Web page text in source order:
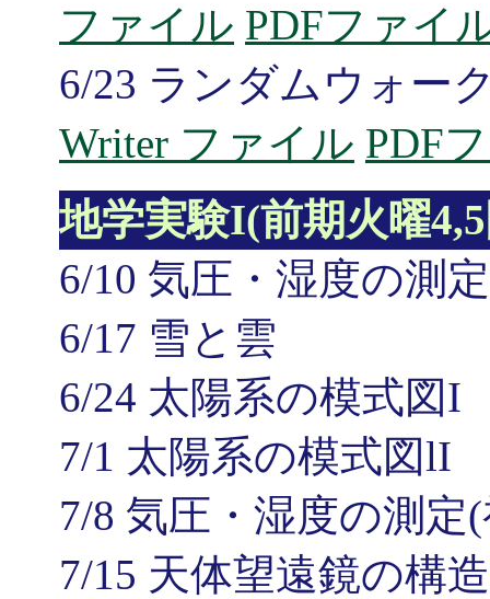
ファイル PDFファイ
6/23 ランダムウォー
Writer ファイル PDF
地学実験I(前期火曜
6/10 気圧・湿度の測
6/17 雪と雲
6/24 太陽系の模式図I
7/1 太陽系の模式図lI
7/8 気圧・湿度の測定
7/15 天体望遠鏡の構造